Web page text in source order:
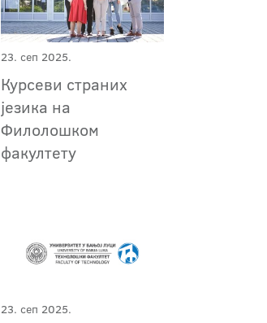
23. сеп 2025.
Курсеви страних
језика на
Филолошком
факултету
23. сеп 2025.